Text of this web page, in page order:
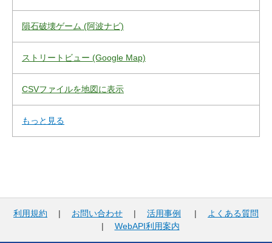
隕石破壊ゲーム (阿波ナビ)
ストリートビュー (Google Map)
CSVファイルを地図に表示
もっと見る
利用規約 | お問い合わせ | 活用事例 |
よくある質問
| WebAPI利用案内